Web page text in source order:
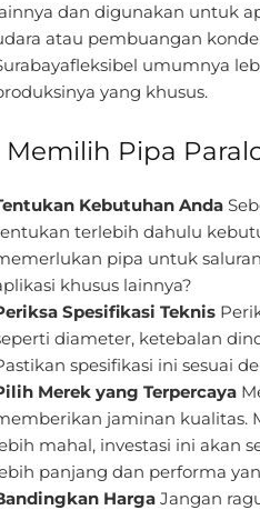
dan digunakan untuk
atau pembuangan
umumnya
yang khusus.
Memilih Pipa
Kebutuhan Anda
terlebih dahulu
pipa untuk
khusus lainnya?
Spesifikasi Teknis
diameter, ketebalan
spesifikasi ini sesuai
Merek yang Terpercaya
jaminan kualitas.
mahal, investasi ini akan
panjang dan performa
Harga Jangan